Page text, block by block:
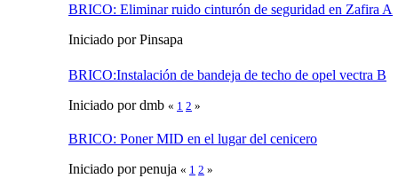
BRICO: Eliminar ruido cinturón de seguridad en Zafira A
Iniciado por Pinsapa
BRICO:Instalación de bandeja de techo de opel vectra B
Iniciado por dmb « 1 2 »
BRICO: Poner MID en el lugar del cenicero
Iniciado por penuja « 1 2 »